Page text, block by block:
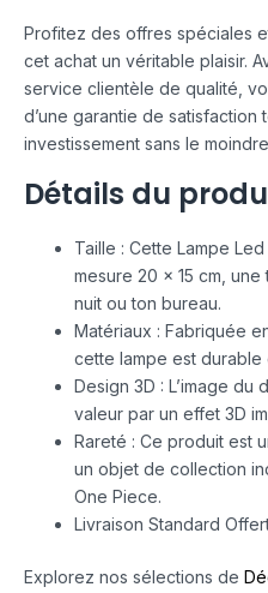
Profitez des offres spéciales
cet achat un véritable plaisir.
service clientèle de qualité,
d’une garantie de satisfaction
investissement sans le
Détails du
Taille : Cette Lampe
mesure 20 x 15 cm,
nuit ou ton bureau.
Matériaux : Fabriquée
cette lampe est durable
Design 3D : L’image du
valeur par un effet 3D
Rareté : Ce produit est
un objet de collection
One Piece.
Livraison Standard
Explorez nos sélections de